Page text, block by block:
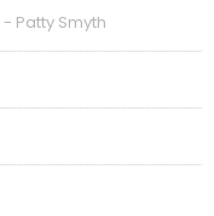
- Patty Smyth